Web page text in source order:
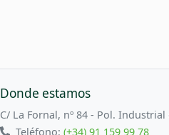
Donde estamos
C/ La Fornal, nº 84 - Pol.
Teléfono:(+34) 91 159 99 78